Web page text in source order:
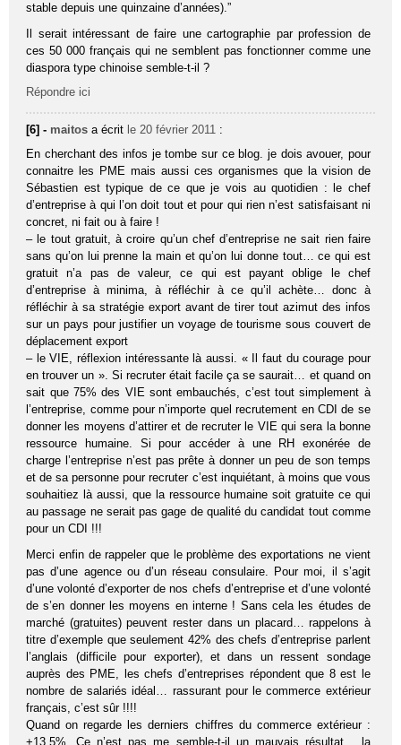
stable depuis une quin­zaine d’années).”
Il serait intéressant de faire une cartographie par profession de
ces 50 000 français qui ne semblent pas fonctionner comme une
diaspora type chinoise semble-t-il ?
Répondre ici
[6] - maitos a écrit le 20 février 2011 :
En cherchant des infos je tombe sur ce blog. je dois avouer, pour
connaitre les PME mais aussi ces organismes que la vision de
Sébastien est typique de ce que je vois au quotidien : le chef
d’entreprise à qui l’on doit tout et pour qui rien n’est satisfaisant ni
concret, ni fait ou à faire !
– le tout gratuit, à croire qu’un chef d’entreprise ne sait rien faire
sans qu’on lui prenne la main et qu’on lui donne tout… ce qui est
gratuit n’a pas de valeur, ce qui est payant oblige le chef
d’entreprise à minima, à réfléchir à ce qu’il achète… donc à
réfléchir à sa stratégie export avant de tirer tout azimut des infos
sur un pays pour justifier un voyage de tourisme sous couvert de
déplacement export
– le VIE, réflexion intéressante là aussi. « Il faut du courage pour
en trouver un ». Si recruter était facile ça se saurait… et quand on
sait que 75% des VIE sont embauchés, c’est tout simplement à
l’entreprise, comme pour n’importe quel recrutement en CDI de se
donner les moyens d’attirer et de recruter le VIE qui sera la bonne
ressource humaine. Si pour accéder à une RH exonérée de
charge l’entreprise n’est pas prête à donner un peu de son temps
et de sa personne pour recruter c’est inquiétant, à moins que vous
souhaitiez là aussi, que la ressource humaine soit gratuite ce qui
au passage ne serait pas gage de qualité du candidat tout comme
pour un CDI !!!
Merci enfin de rappeler que le problème des exportations ne vient
pas d’une agence ou d’un réseau consulaire. Pour moi, il s’agit
d’une volonté d’exporter de nos chefs d’entreprise et d’une volonté
de s’en donner les moyens en interne ! Sans cela les études de
marché (gratuites) peuvent rester dans un placard… rappelons à
titre d’exemple que seulement 42% des chefs d’entreprise parlent
l’anglais (difficile pour exporter), et dans un ressent sondage
auprès des PME, les chefs d’entreprises répondent que 8 est le
nombre de salariés idéal… rassurant pour le commerce extérieur
français, c’est sûr !!!!
Quand on regarde les derniers chiffres du commerce extérieur :
+13,5%. Ce n’est pas me semble-t-il un mauvais résultat… la